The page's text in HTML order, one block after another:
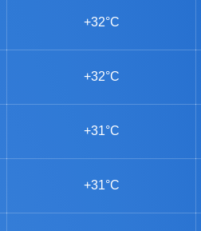
+32°C
+32°C
+31°C
+31°C